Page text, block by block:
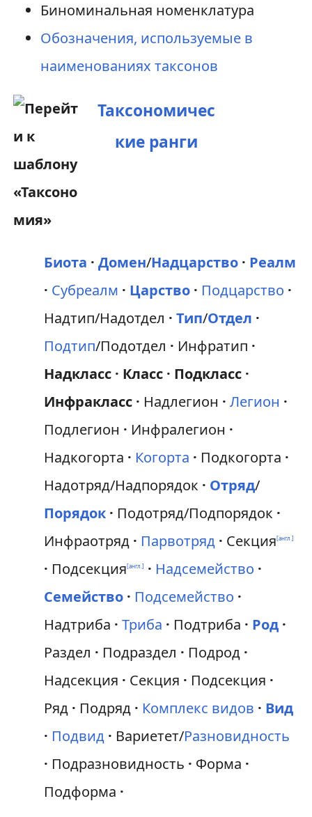
Биноминальная номенклатура
Обозначения, используемые в
наименованиях таксонов
Таксономичес
кие ранги
Биота Домен/Надцарство
Реалм
Субреалм
Царство
Подцарство
Надтип/Надотдел
Тип/Отдел
Подтип/Подотдел
Инфратип
Надкласс
Класс
Подкласс
Инфракласс
Надлегион
Легион
Подлегион
Инфралегион
Надкогорта
Когорта
Подкогорта
Надотряд/Надпорядок
Отряд/
Порядок
Подотряд/Подпорядок
Инфраотряд
Парвотряд Секция[англ.]
Подсекция[англ.]
Надсемейство
Семейство
Подсемейство
Надтриба
Триба Подтриба
Род
Раздел
Подраздел
Подрод
Надсекция
Секция
Подсекция
Ряд
Подряд Комплекс видов
Вид
Подвид
Вариетет/Разновидность
Подразновидность
Форма
Подформа